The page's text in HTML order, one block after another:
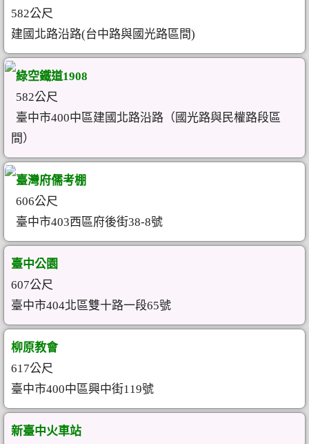
582公尺
建國北路沿路(台中路與國光路區間)
綠空鐵道1908
582公尺
臺中市400中區建國北路沿路（國光路與民權路段區
間）
臺灣府儒考棚
606公尺
臺中市403西區府後街38-8號
臺中公園
607公尺
臺中市404北區雙十路一段65號
柳原教會
617公尺
臺中市400中區興中街119號
新臺中火車站